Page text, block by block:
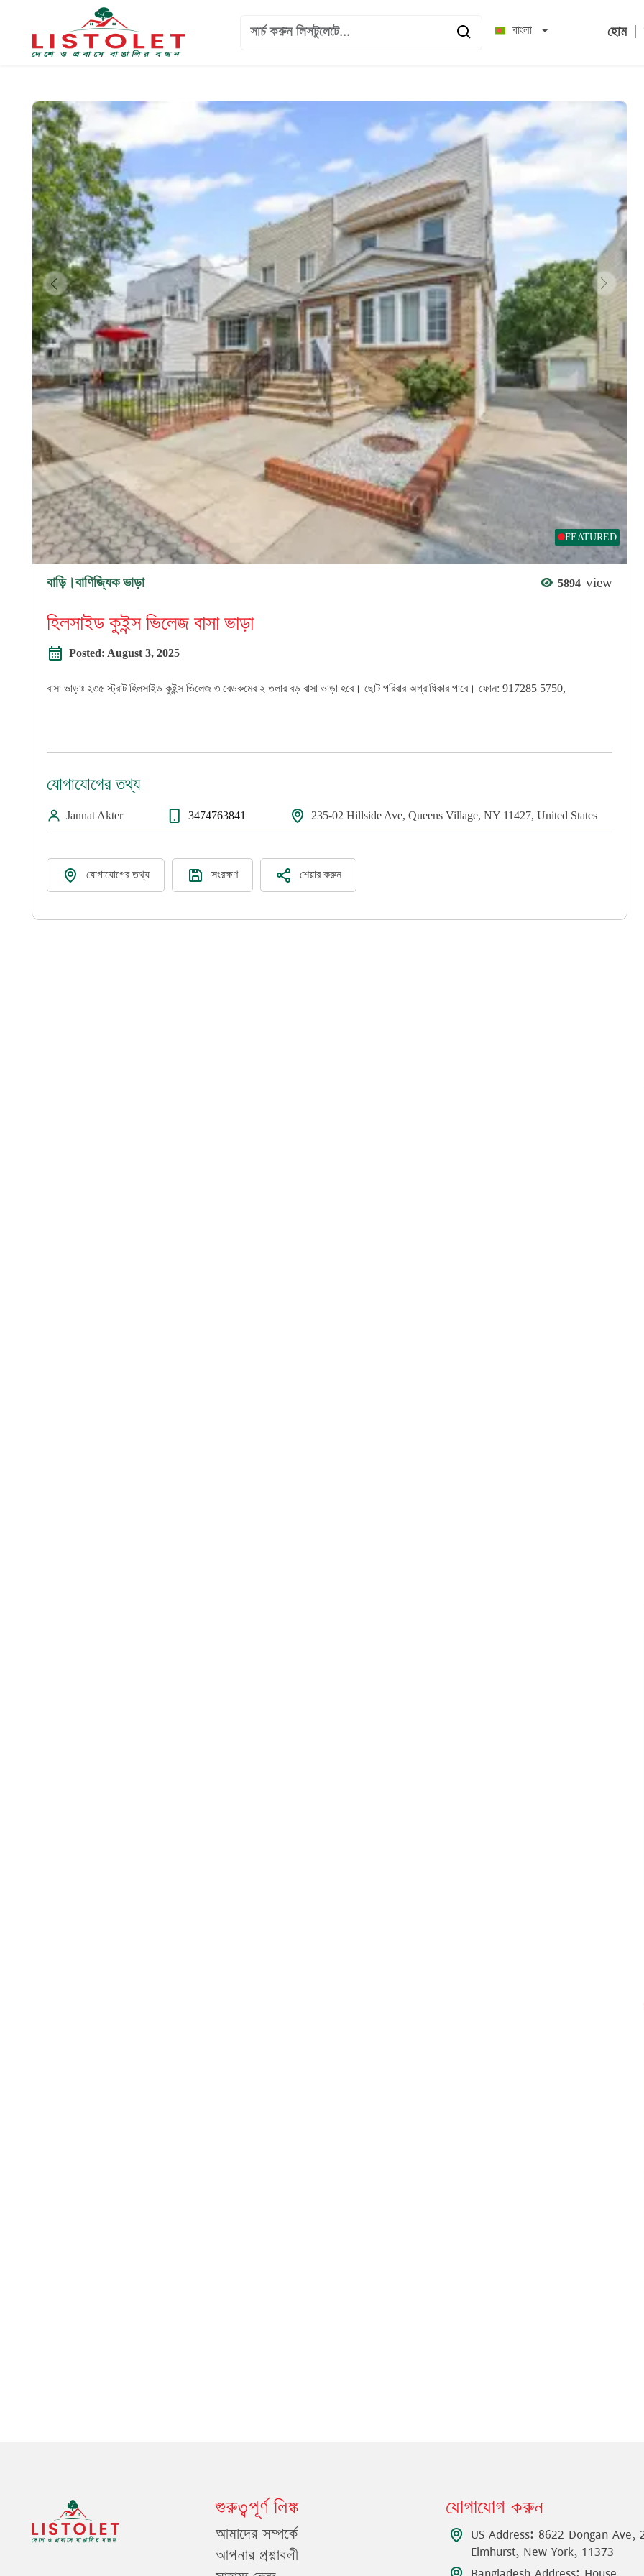
বাংলা হোম
FEATURED
বাড়ি।বাণিজ্যিক ভাড়া 5894 view
হিলসাইড কুইন্স ভিলেজ বাসা ভাড়া
Posted: August 3, 2025
বাসা ভাড়াঃ ২৩৫ স্ট্রাট হিলসাইড কুইন্স ভিলেজ ৩ বেডরুমের ২ তলার বড় বাসা ভাড়া হবে। ছোট পরিবার অগ্রাধিকার পাবে। ফোন: 917285 5750,
যোগাযোগের তথ্য
Jannat Akter 3474763841 235-02 Hillside Ave, Queens Village, NY 11427, United States
যোগাযোগের তথ্য সংরক্ষণ শেয়ার করুন
গুরুত্বপূর্ণ লিঙ্ক
আমাদের সম্পর্কে
আপনার প্রশ্নাবলী
যোগাযোগ করুন
US Address: 8622 Dongan Ave,
Elmhurst, New York, 11373